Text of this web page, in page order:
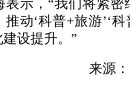
表示，“我们将紧
推动‘科普+旅游’‘
设提升。”
来源